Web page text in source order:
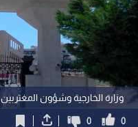
وزارة الخارجية وشؤون المغتربين
0
0